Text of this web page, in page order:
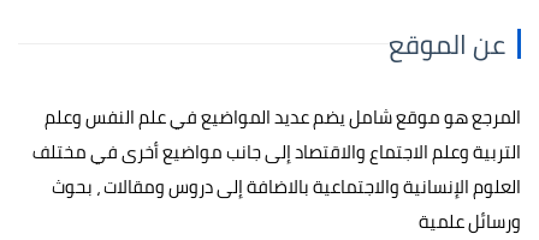
عن الموقع
المرجع هو موقع شامل يضم عديد المواضيع في علم النفس وعلم
التربية وعلم الاجتماع والاقتصاد إلى جانب مواضيع أخرى في مختلف
العلوم الإنسانية والاجتماعية بالاضافة إلى دروس ومقالات ، بحوث
ورسائل علمية